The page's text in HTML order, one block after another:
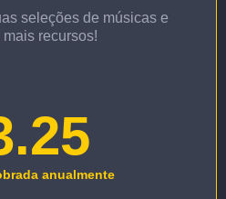
seleções de músicas e
recursos!
anualmente